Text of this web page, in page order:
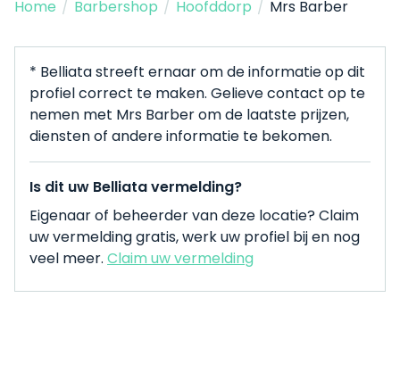
Home / Barbershop / Hoofddorp / Mrs Barber
* Belliata streeft ernaar om de informatie op dit
profiel correct te maken. Gelieve contact op te
nemen met Mrs Barber om de laatste prijzen,
diensten of andere informatie te bekomen.
Is dit uw Belliata vermelding?
Eigenaar of beheerder van deze locatie? Claim
uw vermelding gratis, werk uw profiel bij en nog
veel meer. Claim uw vermelding